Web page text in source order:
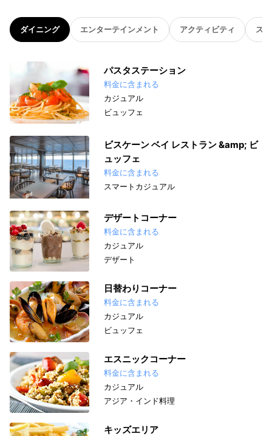
ダイニング エンターテインメント アクティビティ ス
パスタステーション
料金に含まれる
カジュアル
ビュッフェ
ビスケーン ベイ レストラン &amp; ビ
ュッフェ
料金に含まれる
スマートカジュアル
デザートコーナー
料金に含まれる
カジュアル
デザート
日替わりコーナー
料金に含まれる
カジュアル
ビュッフェ
エスニックコーナー
料金に含まれる
カジュアル
アジア・インド料理
キッズエリア